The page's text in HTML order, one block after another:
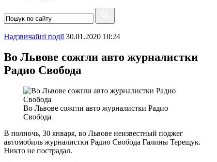
Надзвичайні події 30.01.2020 10:24
Во Львове сожгли авто журналистки
Радио Свобода
Во Львове сожгли авто журналистки Радио
Свобода
В полночь, 30 января, во Львове неизвестный поджег
автомобиль журналистки Радио Свобода Галины Терещук.
Никто не пострадал.